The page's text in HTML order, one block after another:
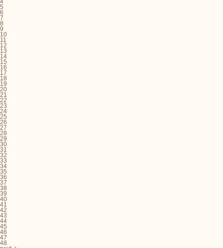
5
6
7
8
9
10
11
12
13
14
15
16
17
18
19
20
21
22
23
24
25
26
27
28
29
30
31
32
33
34
35
36
37
38
39
40
41
42
43
44
45
46
47
48